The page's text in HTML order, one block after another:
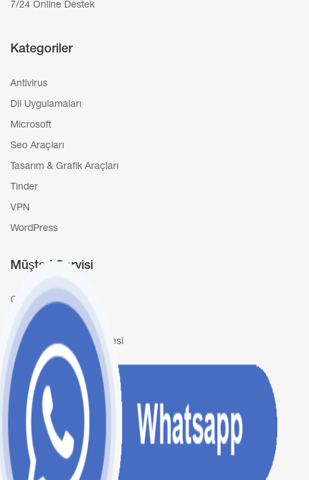
7/24 Online Destek
Kategoriler
Antivirus
Dil Uygulamaları
Microsoft
Seo Araçları
Tasarım & Grafik Araçları
Tinder
VPN
WordPress
Müşteri Servisi
Giriş Yap / Kayıt Ol
İletişim
Mesafeli Satış Sözleşmesi
Geri Ödeme Politikası
Gizlilik Sözleşmesi
Mail Bülteni
Promosyonlar ve kuponlarla ilgili
güncellemeler almak için mail bültenimize
kaydolun.